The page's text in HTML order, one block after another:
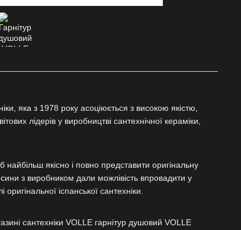
яка з 1978 року асоціюється з високою якістю,
лідерів у виробництві сантехнічної кераміки,
якісно і повно представити оригінальну
з виробником дали можлівість впровадити у
іспанської сантехніки.
сантехніки VOLLE гарнітур душовий VOLLE